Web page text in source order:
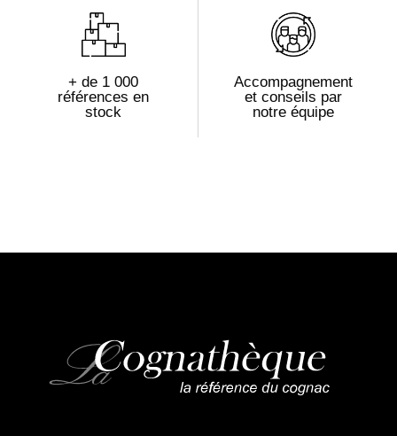
+ de 1 000
références en
stock
Accompagnement
et conseils par
notre équipe